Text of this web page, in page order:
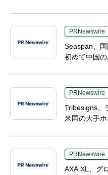
PRNewswire
Seaspan、
初めて中国
PRNewswire
Tribesigns、
米国の大手
PRNewswire
AXA XL、グ